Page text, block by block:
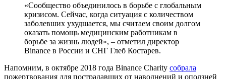
«Cообщество объединилось в борьбе с глобальным
кризисом. Сейчас, когда ситуация с количеством
заболевших ухудшается, мы считаем своим долгом
оказать помощь медицинским работникам в
борьбе за жизнь людей», – отметил директор
Binance в России и СНГ Глеб Костaрев.
Напомним, в октябре 2018 года Binance Charity собрала
пожертвования для пострадавших от наводнений и оползней